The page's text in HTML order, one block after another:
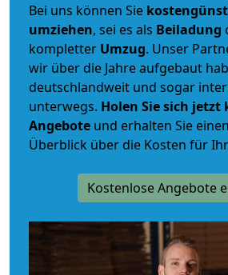
Bei uns können Sie
umziehen, sei es als Beiladung
kompletter Umzug. Unser
wir über die Jahre aufgebaut
deutschlandweit und sogar
unterwegs. Holen Sie sich jetzt
Angebote und erhalten Sie
Überblick über die Kosten für
Kostenlose Angebote